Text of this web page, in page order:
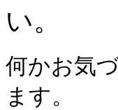
い。
何かお気
ます。